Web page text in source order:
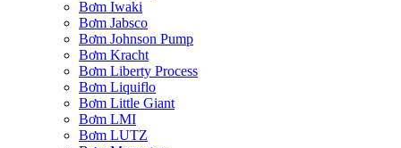
Bơm Iwaki
Bơm Jabsco
Bơm Johnson Pump
Bơm Kracht
Bơm Liberty Process
Bơm Liquiflo
Bơm Little Giant
Bơm LMI
Bơm LUTZ